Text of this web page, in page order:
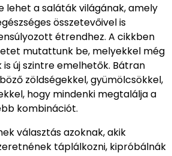
lehet a saláták világának, amely
összetevőivel is
étrendhez. A cikkben
mutattunk be, melyekkel még
új szintre emelhetők. Bátran
zöldségekkel, gyümölcsökkel,
hogy mindenki megtalálja a
kombinációt.
választás azoknak, akik
táplálkozni, kipróbálnák